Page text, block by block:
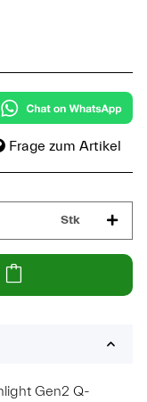
Frage zum Artikel
Stk
Gen2 Q-